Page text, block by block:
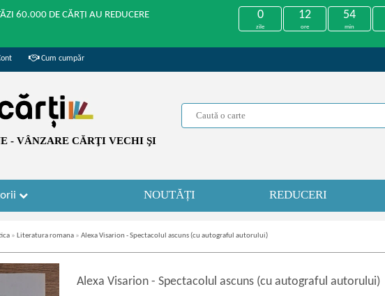
60.000 DE CĂRȚI AU REDUCERE
0
zile
12
ore
54
min
Cum cumpăr
- VÂNZARE CĂRŢI VECHI ŞI
NOUTĂȚI REDUCERI
» Literatura romana » Alexa Visarion - Spectacolul ascuns (cu autograful autorului)
Alexa Visarion - Spectacolul ascuns (cu autograful autorului)